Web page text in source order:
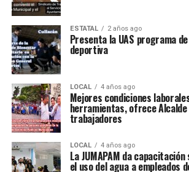
ESTATAL 2 años ago
Presenta la UAS programa
deportiva
LOCAL 4 años ago
Mejores condiciones
herramientas, ofrece
trabajadores
LOCAL 4 años ago
La JUMAPAM da
el uso del agua a empleados